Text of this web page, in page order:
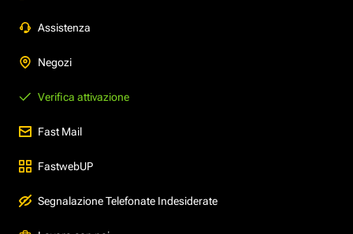
Assistenza
Negozi
Verifica attivazione
Fast Mail
FastwebUP
Segnalazione Telefonate Indesiderate